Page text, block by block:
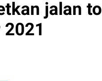
jalan tol